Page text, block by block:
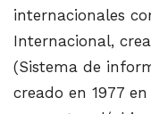
internacionales
Internacional,
(Sistema de
creado en 1977